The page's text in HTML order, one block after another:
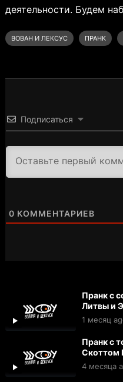
деятельности. Будем
ВОВАН И ЛЕКСУС ПРАНК
Подписаться
0 КОММЕНТАРИЕВ
Пранк с
Литвы и
1 месяц
Пранк с
Скоттом
4 месяца